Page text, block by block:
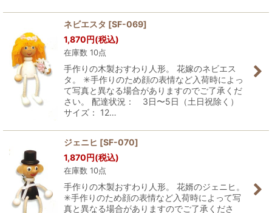
ネビエスタ [SF-069]
1,870円(税込)
在庫数 10点
手作りの木製おすわり人形。 花嫁のネビエス
タ。 ✳︎手作りのため顔の表情など入荷時によっ
て写真と異なる場合がありますのでご了承くだ
さい。 配達状況： 3日〜5日（土日祝除く）
サイズ： 12…
ジェニヒ [SF-070]
1,870円(税込)
在庫数 10点
手作りの木製おすわり人形。 花婿のジェニヒ。
✳︎手作りのため顔の表情など入荷時によって写
真と異なる場合がありますのでご了承くださ